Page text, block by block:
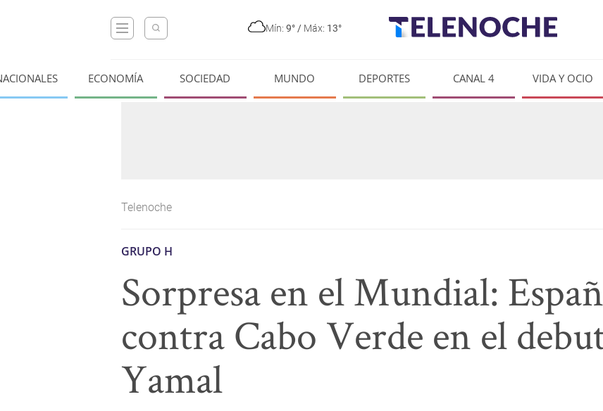
Mín: 9° / Máx: 13°
ECONOMÍA SOCIEDAD MUNDO DEPORTES CANAL 4 VIDA Y OCIO
Telenoche
GRUPO H
Sorpresa en el Mundial:
contra Cabo Verde en el
Yamal